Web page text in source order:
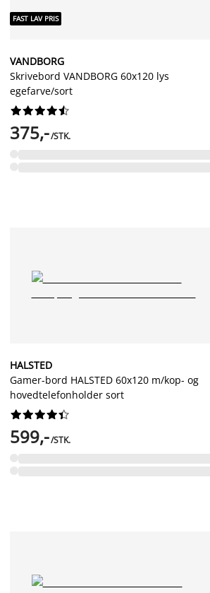
FAST LAV PRIS
VANDBORG
Skrivebord VANDBORG 60x120 lys
egefarve/sort






375,-/STK.
HALSTED
Gamer-bord HALSTED 60x120 m/kop- og
hovedtelefonholder sort






599,-/STK.